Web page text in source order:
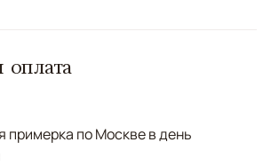
оплата
примерка по Москве в день